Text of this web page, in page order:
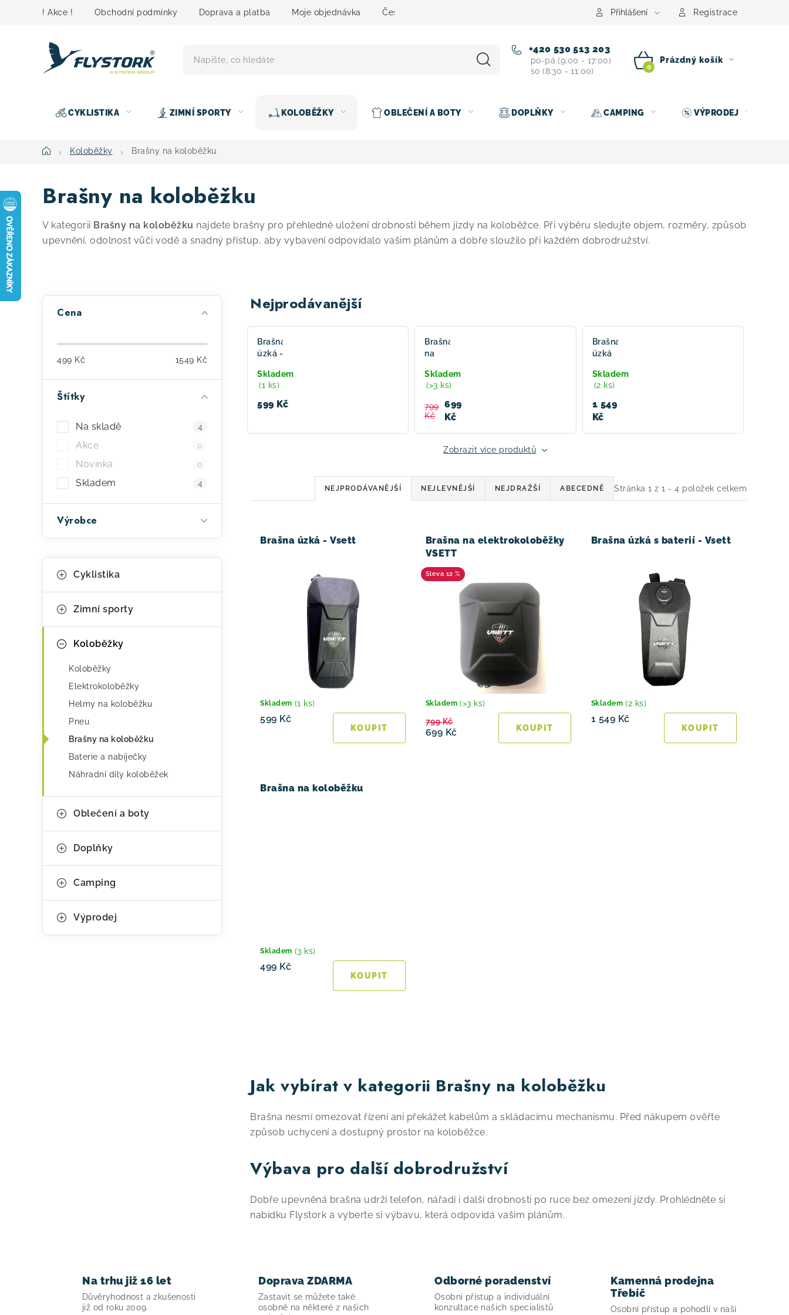
! Akce ! Obchodní podmínky Doprava a platba Moje objednávka Čeština Půjčovna nosičů kol Kontakt
Přihlášení Registrace
+420 530 513 203
po-pá (9:00 - 17:00)
so (8:30 - 11:00)
NÁKUPNÍ
Prázdný košík
CYKLISTIKA ZIMNÍ SPORTY KOLOBĚŽKY OBLEČENÍ A BOTY DOPLŇKY CAMPING VÝPRODEJ
DomůKoloběžky Brašny na koloběžku
Brašny na koloběžku
V kategorii Brašny na koloběžku najdete brašny pro přehledné uložení drobností během jízdy na koloběžce. Při výběru sledujte objem, rozměry, způsob
upevnění, odolnost vůči vodě a snadný přístup, aby vybavení odpovídalo vašim plánům a dobře sloužilo při každém dobrodružství.
P
t
p
a
n
l
Cena
499 Kč 1549 Kč
Štítky
Na skladě 4
Akce 0
Novinka 0
Skladem 4
Výrobce
Přeskočit
kategorie
K
a
e
Cyklistika
Zimní sporty
Koloběžky
Koloběžky
Elektrokoloběžky
Helmy na koloběžku
Pneu
Brašny na koloběžku
Baterie a nabíječky
Náhradní díly koloběžek
Oblečení a boty
Doplňky
Camping
Výprodej
Nejprodávanější
Brašna
úzká -
Skladem
(1 ks)
599 Kč
Brašna
na
VSETT
Skladem
(>3 ks)
799
Kč
699
Kč
Brašna
úzká
baterií
-
Vsett
Skladem
(2 ks)
1 549
Kč
Zobrazit více produktů
Stránka 1 z 1 - 4 položek celkem
Ř
a
z
e
n
í
p
r
o
d
u
NEJPRODÁVANĚJŠÍ NEJLEVNĚJŠÍ NEJDRAŽŠÍ ABECEDNĚ
d
u
Brašna úzká - Vsett
Skladem (1 ks)
599 Kč
Brašna na elektrokoloběžky
VSETT
12 %
Skladem (>3 ks)
699 Kč
799 Kč
Brašna úzká s baterií - Vsett
Skladem (2 ks)
1 549 Kč
Brašna na koloběžku
Skladem (3 ks)
499 Kč
v
l
á
d
c
í
p
y
v
Jak vybírat v kategorii Brašny na koloběžku
Brašna nesmí omezovat řízení ani překážet kabelům a skládacímu mechanismu. Před nákupem ověřte
způsob uchycení a dostupný prostor na koloběžce.
Výbava pro další dobrodružství
Dobře upevněná brašna udrží telefon, nářadí i další drobnosti po ruce bez omezení jízdy. Prohlédněte si
nabídku Flystork a vyberte si výbavu, která odpovídá vašim plánům.
Na trhu již 16 let
Důvěryhodnost a zkušenosti
již od roku 2009.
Doprava ZDARMA
Zastavit se můžete také
osobně na některé z našich
Odborné poradenství
Osobní přístup a individuální
konzultace našich specialistů
Kamenná prodejna
Třebíč
Osobní přístup a pohodlí v naší